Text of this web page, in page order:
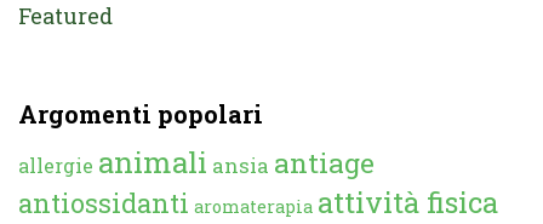
Featured
Argomenti popolari
allergie animali ansia antiage
antiossidanti aromaterapia attività fisica